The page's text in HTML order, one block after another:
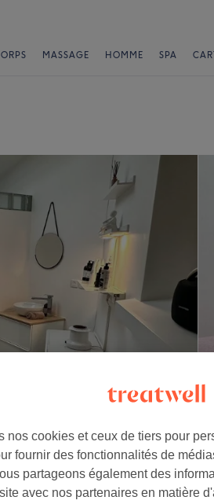
MASSAGE HOMME SPA
nos cookies et ceux de tiers pour
fournir des fonctionnalités de
partageons également des
avec nos partenaires en matière